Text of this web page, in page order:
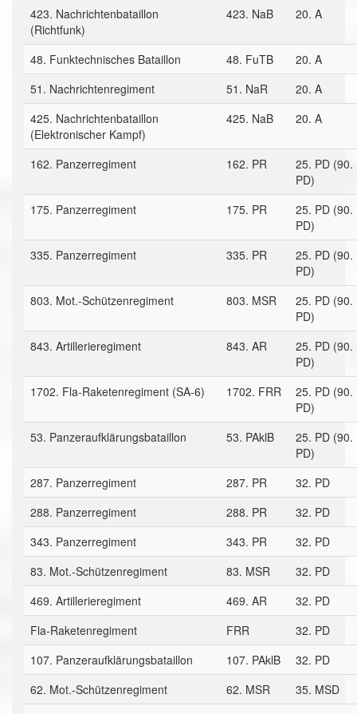
423. Nachrichtenbataillon
(Richtfunk)
423. NaB 20. A
48. Funktechnisches Bataillon 48. FuTB
20. A
51. Nachrichtenregiment
51. NaR
20. A
425. Nachrichtenbataillon
(Elektronischer Kampf)
425. NaB 20. A
162. Panzerregiment 162. PR
25. PD (90.
PD)
175. Panzerregiment
175. PR
25. PD (90.
PD)
335. Panzerregiment
335. PR
25. PD (90.
PD)
803. Mot.-Schützenregiment
803. MSR
25. PD (90.
PD)
843. Artillerieregiment
843. AR
25. PD (90.
PD)
1702. Fla-Raketenregiment (SA-6)
1702. FRR
25. PD (90.
PD)
53. Panzeraufklärungsbataillon
53. PAklB
25. PD (90.
PD)
287. Panzerregiment
287. PR
32. PD
288. Panzerregiment
288. PR
32. PD
343. Panzerregiment
343. PR
32. PD
83. Mot.-Schützenregiment
83. MSR
32. PD
469. Artillerieregiment
469. AR
32. PD
Fla-Raketenregiment
FRR
32. PD
107. Panzeraufklärungsbataillon
107. PAklB
32. PD
62. Mot.-Schützenregiment
62. MSR
35. MSD